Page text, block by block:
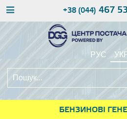
+38 (044) 467
РУС
БЕНЗИНОВІ